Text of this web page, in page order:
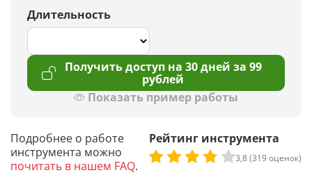
Длительность
Получить доступ на 30 дней за 99
рублей
Показать пример работы
Подробнее о работе
инструмента можно
почитать в нашем FAQ.
Рейтинг инструмента
3,8 (319 оценок)